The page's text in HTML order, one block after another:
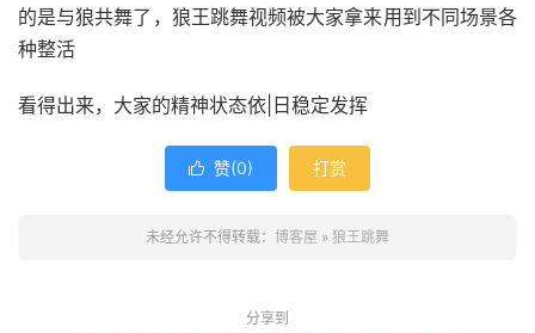
的是与狼共舞了，狼王跳舞视频被大家拿来用到不同场景各
种整活
看得出来，大家的精神状态依|日稳定发挥
 赞(0) 打赏
未经允许不得转载： 博客屋 » 狼王跳舞
分享到